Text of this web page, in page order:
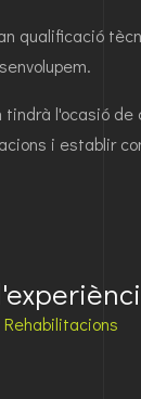
qualificació
l'ocasió
i establir